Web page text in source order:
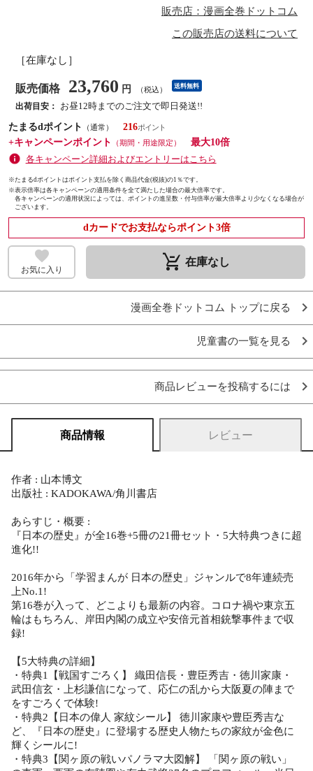
販売店：漫画全巻ドットコム
この販売店の送料について
［在庫なし］
販売価格 23,760 円 （税込） 送料無料
出荷目安：
お昼12時までのご注文で即日発送!!
たまるdポイント
（通常）
216
+キャンペーンポイント
（期間・用途限定）
最大10倍
各キャンペーン詳細およびエントリーはこちら
※たまるdポイントはポイント支払を除く商品代金(税抜)の1％です。
※表示倍率は各キャンペーンの適用条件を全て満たした場合の最大倍率です。
各キャンペーンの適用状況によっては、ポイントの進呈数・付与倍率が最大倍率より少なくなる場合が
ございます。
dカードでお支払ならポイント3倍
お気に入り remove_shopping_cart 在庫なし
漫画全巻ドットコム トップに戻る
児童書の一覧を見る
商品レビューを投稿するには
商品情報 レビュー
作者 : 山本博文
出版社 : KADOKAWA/角川書店
あらすじ・概要 :
『日本の歴史』が全16巻+5冊の21冊セット・5大特典つきに超
進化!!
2016年から「学習まんが 日本の歴史」ジャンルで8年連続売
上No.1!
第16巻が入って、どこよりも最新の内容。コロナ禍や東京五
輪はもちろん、岸田内閣の成立や安倍元首相銃撃事件まで収
録!
【5大特典の詳細】
・特典1【戦国すごろく】 織田信長・豊臣秀吉・徳川家康・
武田信玄・上杉謙信になって、応仁の乱から大阪夏の陣まで
をすごろくで体験!
・特典2【日本の偉人 家紋シール】 徳川家康や豊臣秀吉な
ど、『日本の歴史』に登場する歴史人物たちの家紋が金色に
輝くシールに!
・特典3【関ヶ原の戦いパノラマ大図解】 「関ヶ原の戦い」